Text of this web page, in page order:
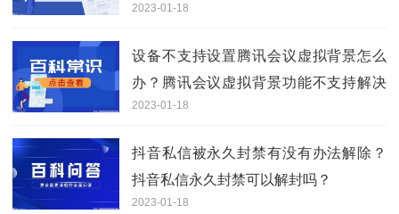
2023-01-18
设备不支持设置腾讯会议虚拟背景怎么
办？腾讯会议虚拟背景功能不支持解决
办法分享
2023-01-18
抖音私信被永久封禁有没有办法解除？
抖音私信永久封禁可以解封吗？
2023-01-18